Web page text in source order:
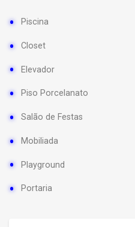
Piscina
Closet
Elevador
Piso Porcelanato
Salão de Festas
Mobiliada
Playground
Portaria